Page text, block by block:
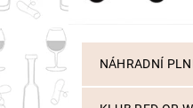
NÁHRADNÍ